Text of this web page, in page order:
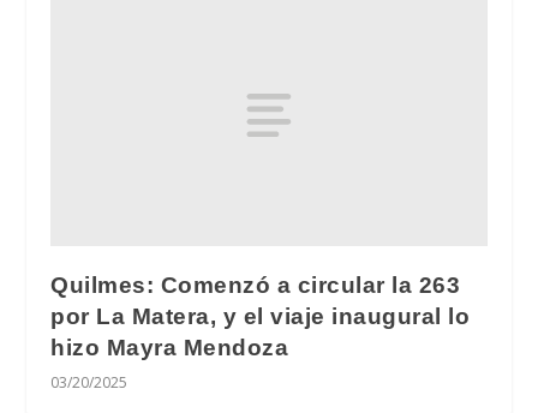
Quilmes: Comenzó a circular la 263
por La Matera, y el viaje inaugural lo
hizo Mayra Mendoza
03/20/2025